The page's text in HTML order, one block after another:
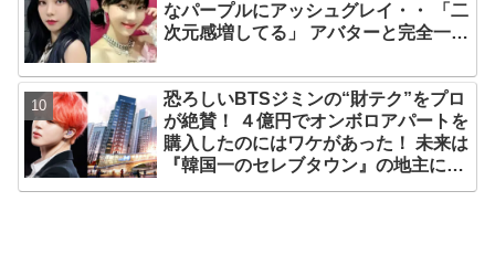
なパープルにアッシュグレイ・・ 「二
次元感増してる」 アバターと完全一致
恐ろしいBTSジミンの“財テク”をプロ
が絶賛！ ４億円でオンボロアパートを
購入したのにはワケがあった！ 未来は
『韓国一のセレブタウン』の地主にな
るってホント？